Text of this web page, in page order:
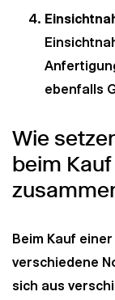
ebenfalls
Wie
beim
Beim Kauf
verschiedene
sich aus